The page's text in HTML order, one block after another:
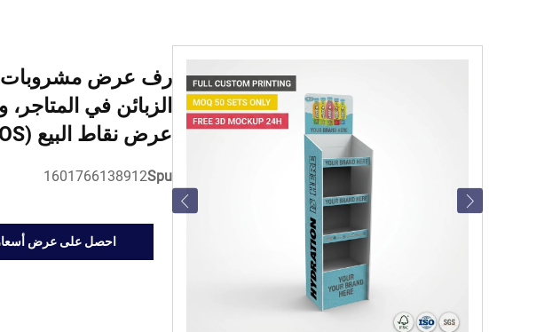
رف عرض مشروبات
الزبائن في
عرض نقاط البيع (POS)، ورف عرض قابل للتخصيص حسب الطلب (ODM/OEM)
Spu
1601766138912
احصل على عرض